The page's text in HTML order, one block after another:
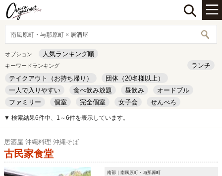
南風原町・与那原町 × 居酒屋
オプション 人気ランキング順
キーワードランキング
ランチ
テイクアウト（お持ち帰り）
団体（20名様以上）
一人で入りやすい
食べ飲み放題 昼飲み
オードブル
ファミリー
個室 完全個室 女子会
せんべろ
キッズルーム
安い デート
▼ 検索結果6件中、1～6件を表示しています。
居酒屋 沖縄料理 沖縄そば
古民家食堂
南部｜南風原町・与那原町